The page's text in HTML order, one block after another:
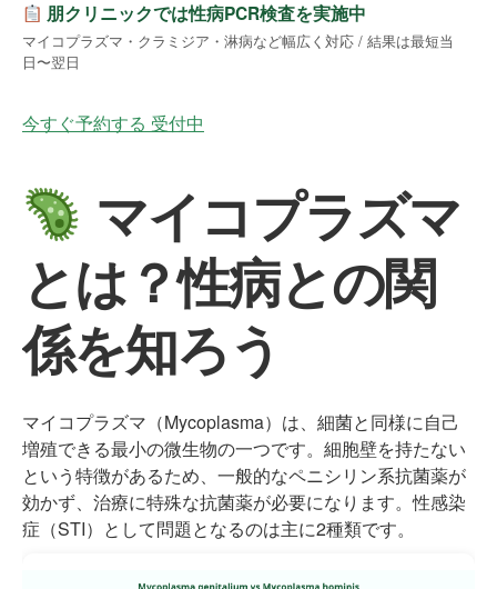
朋クリニックでは性病PCR検査を実施中
マイコプラズマ・クラミジア・淋病など幅広く対応 / 結果は最短当
日〜翌日
今すぐ予約する 受付中
マイコプラズマ
とは？性病との関
係を知ろう
マイコプラズマ（Mycoplasma）は、細菌と同様に自己
増殖できる最小の微生物の一つです。細胞壁を持たない
という特徴があるため、一般的なペニシリン系抗菌薬が
効かず、治療に特殊な抗菌薬が必要になります。性感染
症（STI）として問題となるのは主に2種類です。